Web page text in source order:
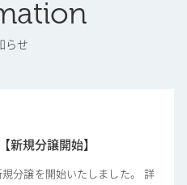
らせ
新規分譲開始】
規分譲を開始いたしました。 詳